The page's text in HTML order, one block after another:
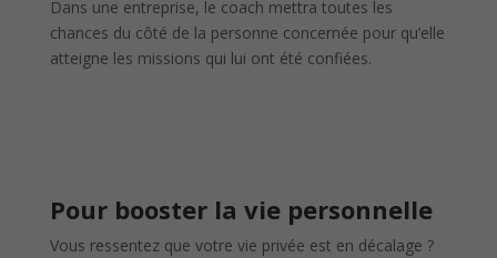
Dans une entreprise, le coach mettra toutes les
chances du côté de la personne concernée pour qu’elle
atteigne les missions qui lui ont été confiées.
Pour booster la vie personnelle
Vous ressentez que votre vie privée est en décalage ?